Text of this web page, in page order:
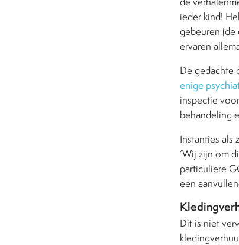
ieder kind!
gebeuren
ervaren
De gedachte
enige
inspectie
behandeling
Instanties als
‘Wij zijn om
particuliere
een
Dit is niet